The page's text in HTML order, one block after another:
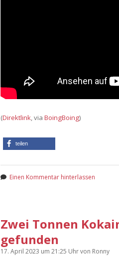
(Direktlink , via BoingBoing)
teilen
Einen Kommentar hinterlassen
Zwei Tonnen
gefunden
17. April 2023 um 21:25 Uhrvon Ronny